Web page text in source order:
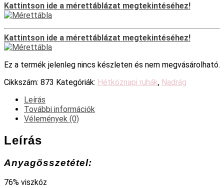
Kattintson ide a mérettáblázat megtekintéséhez!
Kattintson ide a mérettáblázat megtekintéséhez!
Ez a termék jelenleg nincs készleten és nem megvásárolható.
Cikkszám: 873 Kategóriák: Hétköznapi ruhák, Nadrág
Leírás
További információk
Vélemények (0)
Leírás
Anyagösszetétel:
76% viszkóz